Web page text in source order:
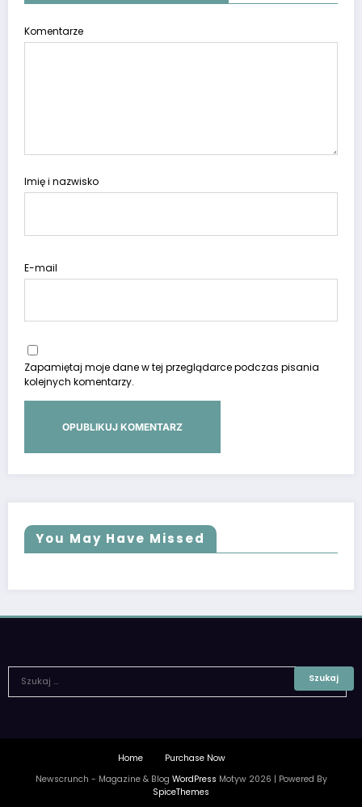
Komentarze
Imię i nazwisko
E-mail
Zapamiętaj moje dane w tej przeglądarce podczas pisania
kolejnych komentarzy.
You May Have Missed
Home
Purchase Now
Newscrunch - Magazine & Blog WordPress Motyw 2026 | Powered By
SpiceThemes